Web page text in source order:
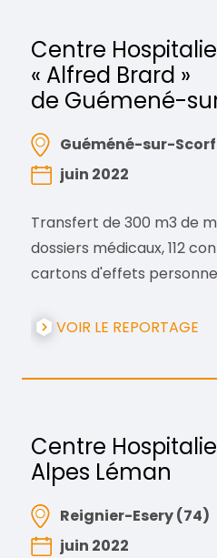
Centre
« Alfred Brard »
de Guémené-
Transfert de 300 m3 de
dossiers médicaux, 112
cartons d'effets
VOIR LE REPORTAGE
Guéméné-sur-
juin 2022
Centre
Alpes Léman
Reignier-Esery (74)
juin 2022